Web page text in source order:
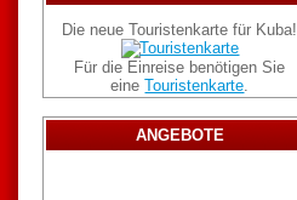
Die neue Touristenkarte für Kuba!
Für die Einreise benötigen Sie
eineTouristenkarte.
ANGEBOTE